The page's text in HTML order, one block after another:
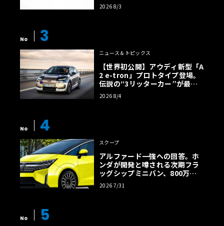
2026 8/3
No 3
ニュース＆トピックス
【世界初公開】アウディ新型「A
2 e-tron」プロトタイプ登場。
伝説の“3リッターカー”が最高
効率エントリーBEVとして復活
【画像38枚】
2026 8/4
No 4
スクープ
アルファード一強への回答。ホ
ンダが開発と噂される次期フラ
ッグシップミニバン、800万円
超の勝算【予想CG】
2026 7/31
No 5